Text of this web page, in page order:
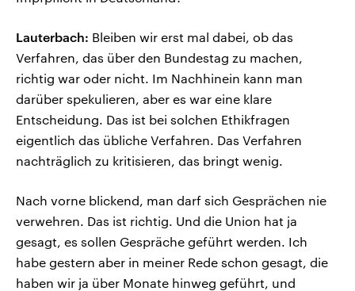
Lauterbach: Bleiben wir erst mal dabei, ob das
Verfahren, das über den Bundestag zu machen,
richtig war oder nicht. Im Nachhinein kann man
darüber spekulieren, aber es war eine klare
Entscheidung. Das ist bei solchen Ethikfragen
eigentlich das übliche Verfahren. Das Verfahren
nachträglich zu kritisieren, das bringt wenig.
Nach vorne blickend, man darf sich Gesprächen nie
verwehren. Das ist richtig. Und die Union hat ja
gesagt, es sollen Gespräche geführt werden. Ich
habe gestern aber in meiner Rede schon gesagt, die
haben wir ja über Monate hinweg geführt, und